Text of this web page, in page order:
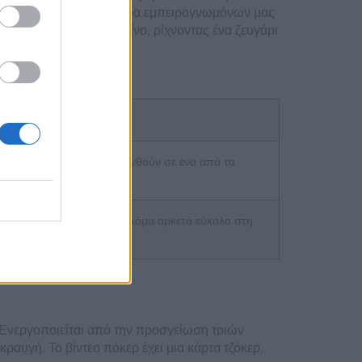
για κινητά. Η ομάδα εμπειρογνωμόνων μας
διαδικτυακού καζίνο, ρίχνοντας ένα ζευγάρι
και να κατευθυνθούν σε ένα από τα
πολύ ομαλό και ακόμα αρκετά εύκολο στη
από την προσγείωση τριών
Το βίντεο πόκερ έχει μια κάρτα τζόκερ,